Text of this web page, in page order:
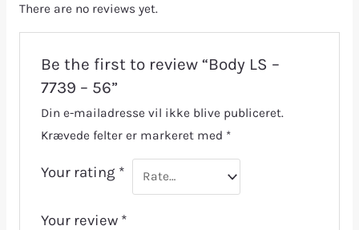
There are no reviews yet.
Be the first to review “Body LS –
7739 – 56”
Din e-mailadresse vil ikke blive publiceret.
Krævede felter er markeret med *
Your rating *
Your review *